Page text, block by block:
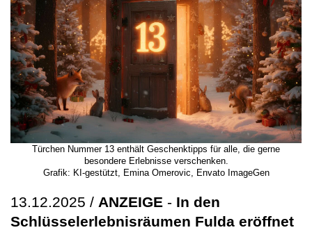
Türchen Nummer 13 enthält Geschenktipps für alle, die gerne
besondere Erlebnisse verschenken.
Grafik: KI-gestützt, Emina Omerovic, Envato ImageGen
13.12.2025 / ANZEIGE - In den
Schlüsselerlebnisräumen Fulda eröffnet